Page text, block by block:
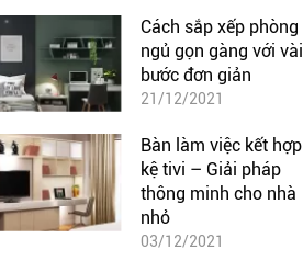
Cách sắp xếp phòng
ngủ gọn gàng với vài
bước đơn giản
21/12/2021
Bàn làm việc kết hợp
kệ tivi – Giải pháp
thông minh cho nhà
nhỏ
03/12/2021